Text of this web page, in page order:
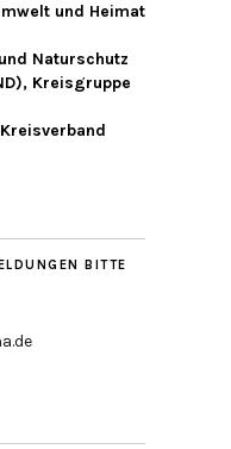
und Heimat
Naturschutz
Kreisgruppe
BITTE